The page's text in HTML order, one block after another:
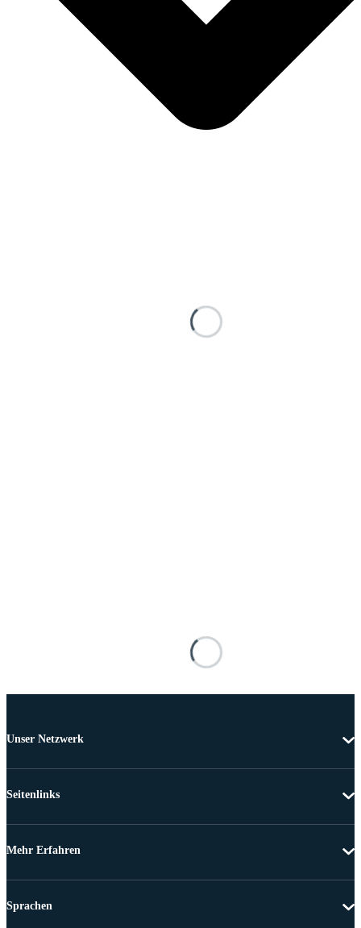
Unser Netzwerk
Seitenlinks
Mehr Erfahren
Sprachen